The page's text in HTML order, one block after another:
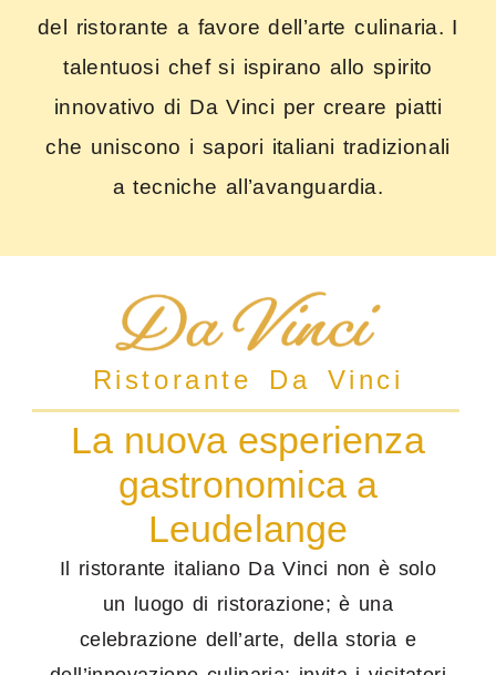
del ristorante a favore dell’arte culinaria. I
talentuosi chef si ispirano allo spirito
innovativo di Da Vinci per creare piatti
che uniscono i sapori italiani tradizionali
a tecniche all’avanguardia.
Ristorante Da Vinci
La nuova esperienza
gastronomica a
Leudelange
Il ristorante italiano Da Vinci non è solo
un luogo di ristorazione; è una
celebrazione dell’arte, della storia e